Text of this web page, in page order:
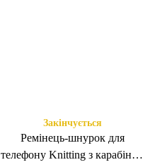
Закінчується
Ремінець-шнурок для
телефону Knitting з карабіном